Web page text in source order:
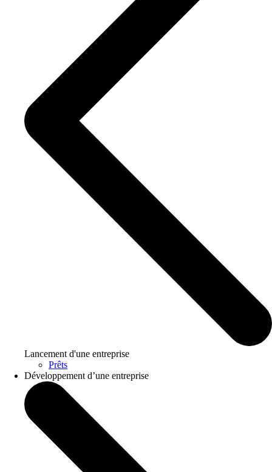
Lancement d'une entreprise
Prêts
Développement d’une entreprise